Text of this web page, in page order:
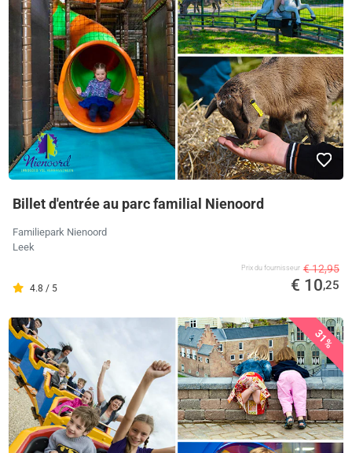
Billet d'entrée au parc familial Nienoord
Familiepark Nienoord
Leek
4.8 / 5
Prix ​​du fournisseur € 12,95
€ 10,25
31%